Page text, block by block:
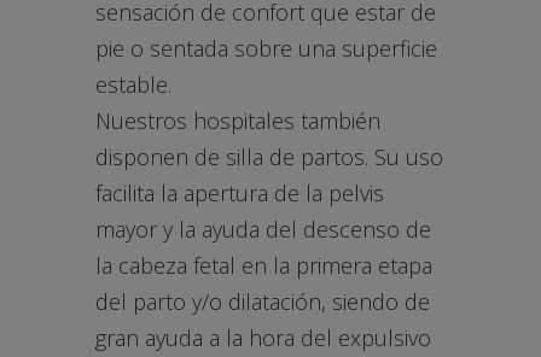
sensación de confort que estar de
pie o sentada sobre una superficie
estable.
Nuestros hospitales también
disponen de silla de partos. Su uso
facilita la apertura de la pelvis
mayor y la ayuda del descenso de
la cabeza fetal en la primera etapa
del parto y/o dilatación, siendo de
gran ayuda a la hora del expulsivo